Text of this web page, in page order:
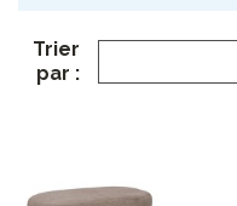
Trier
par :